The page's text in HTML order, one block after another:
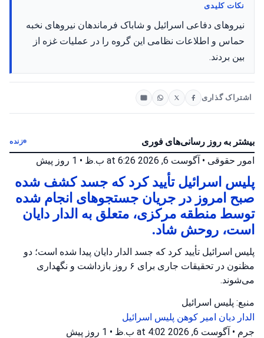
نکات کلیدی
نیروهای دفاعی اسرائیل و شاباک فرماندهان نیروهای نخبه
حماس و اطلاعات نظامی این گروه را در عملیات غزه از
بین بردند.
اشتراک گذاری
بیشتر به روز رسانی‌های فوری زنده
امور حقوقی • آگوست 6, 2026 at 6:26 ب.ظ • 1 روز پیش
پلیس اسرائیل تأیید کرد که جسد کشف شده
صبح امروز در جریان جستجوهای انجام شده
توسط منطقه مرکزی، متعلق به الدار دایان
است، روحش شاد.
پلیس اسرائیل تأیید کرد که جسد الدار دایان پیدا شده است؛ دو
مظنون در تحقیقات جاری برای ۶ روز بازداشت و نگهداری
می‌شوند.
منبع: پلیس اسرائیل
الدار دیان امیر کوهن پلیس اسرائیل
جرم • آگوست 6, 2026 at 4:02 ب.ظ • 1 روز پیش